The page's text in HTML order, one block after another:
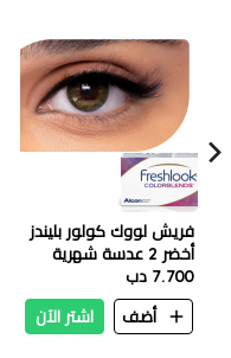
فريش لووك كولور بليندز
أخضر 2 عدسة شهرية
7.700 دب
أضف
اشتر الآن